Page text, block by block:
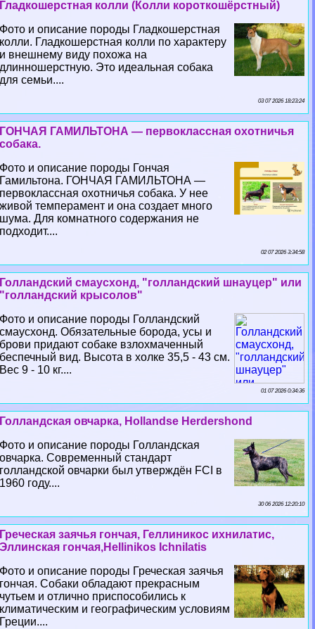
Гладкошерстная колли (Колли короткошёрстный)
Фото и описание породы Гладкошерстная
колли. Гладкошерстная колли по хаpaктеру
и внешнему виду похожа на
длинношерстную. Это идеальная собака
для семьи....
03 07 2026 18:23:24
ГОНЧАЯ ГАМИЛЬТОНА — первоклассная охотничья
собака.
Фото и описание породы Гончая
Гамильтона. ГОНЧАЯ ГАМИЛЬТОНА —
первоклассная охотничья собака. У нее
живой темперамент и она создает много
шума. Для комнатного содержания не
подходит....
02 07 2026 3:34:58
Голландский смаусхонд, "голландский шнауцер" или
"голландский крысолов"
Фото и описание породы Голландский
смаусхонд. Обязательные борода, усы и
брови придают собаке взлохмаченный
беспечный вид. Высота в холке 35,5 - 43 см.
Вес 9 - 10 кг....
01 07 2026 0:34:36
Голландская овчарка, Hollandse Herdershond
Фото и описание породы Голландская
овчарка. Современный стандарт
голландской овчарки был утверждён FCI в
1960 году....
30 06 2026 12:20:10
Греческая заячья гончая, Геллиникос ихнилатис,
Эллинская гончая,Hellinikos Ichnilatis
Фото и описание породы Греческая заячья
гончая. Собаки обладают прекрасным
чутьем и отлично приспособились к
климатическим и географическим условиям
Греции....